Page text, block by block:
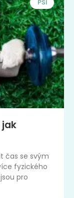
PSI
jak
čas se svým
fyzického
pro